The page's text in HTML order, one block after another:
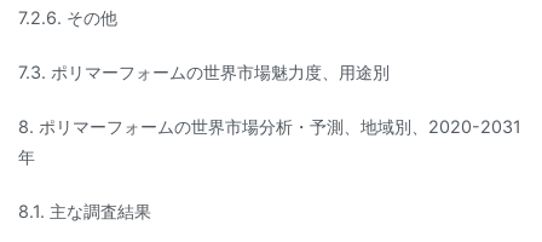
7.2.6. その他
7.3. ポリマーフォームの世界市場魅力度、用途別
8. ポリマーフォームの世界市場分析・予測、地域別、2020-2031
年
8.1. 主な調査結果